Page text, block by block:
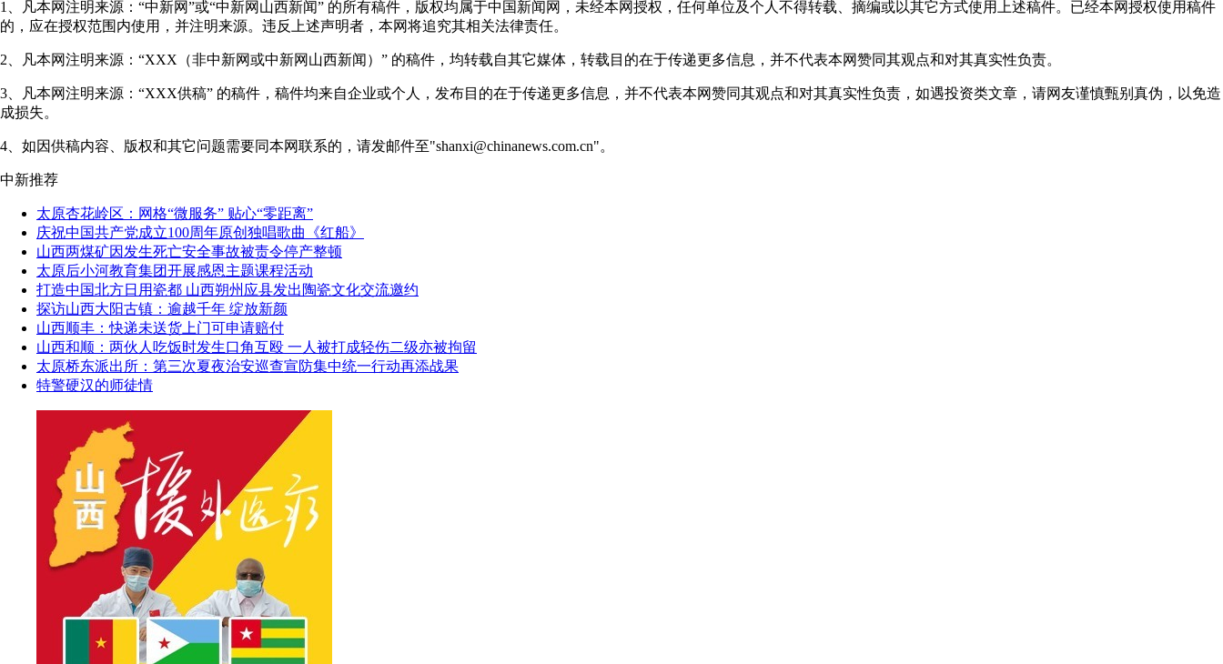
1、凡本网注明来源：“中新网”或“中新网山西新闻” 的所有稿件，版权均属于中国新闻网，未经本网授权，任何单位及个人不得转载、摘编或以其它方式使用上述稿件。已经本网授权使用稿件
的，应在授权范围内使用，并注明来源。违反上述声明者，本网将追究其相关法律责任。
2、凡本网注明来源：“XXX（非中新网或中新网山西新闻）” 的稿件，均转载自其它媒体，转载目的在于传递更多信息，并不代表本网赞同其观点和对其真实性负责。
3、凡本网注明来源：“XXX供稿” 的稿件，稿件均来自企业或个人，发布目的在于传递更多信息，并不代表本网赞同其观点和对其真实性负责，如遇投资类文章，请网友谨慎甄别真伪，以免造
成损失。
4、如因供稿内容、版权和其它问题需要同本网联系的，请发邮件至"shanxi@chinanews.com.cn"。
中新推荐
太原杏花岭区：网格“微服务” 贴心“零距离”
庆祝中国共产党成立100周年原创独唱歌曲《红船》
山西两煤矿因发生死亡安全事故被责令停产整顿
太原后小河教育集团开展感恩主题课程活动
打造中国北方日用瓷都 山西朔州应县发出陶瓷文化交流邀约
探访山西大阳古镇：逾越千年 绽放新颜
山西顺丰：快递未送货上门可申请赔付
山西和顺：两伙人吃饭时发生口角互殴 一人被打成轻伤二级亦被拘留
太原桥东派出所：第三次夏夜治安巡查宣防集中统一行动再添战果
特警硬汉的师徒情